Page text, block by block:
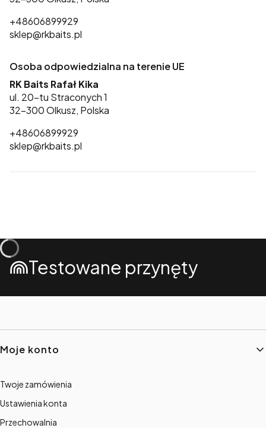
+48606899929
sklep@rkbaits.pl
Osoba odpowiedzialna na terenie UE
RK Baits Rafał Kika
ul. 20-tu Straconych 1
32-300 Olkusz, Polska
+48606899929
sklep@rkbaits.pl
Testowane przynęty
Linki w stopce
Moje konto
Twoje zamówienia
Ustawienia konta
Przechowalnia